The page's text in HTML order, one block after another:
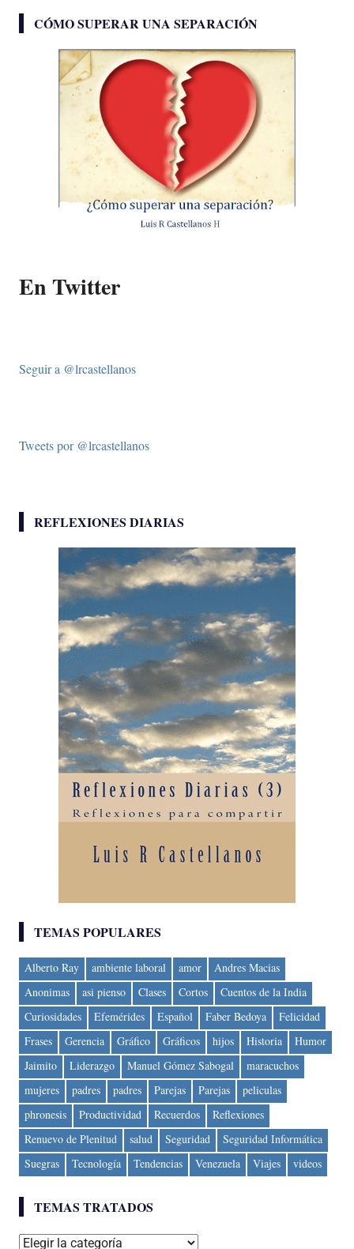
CÓMO SUPERAR UNA SEPARACIÓN
En Twitter
Seguir a @lrcastellanos
Tweets por @lrcastellanos
REFLEXIONES DIARIAS
TEMAS POPULARES
Alberto Ray ambiente laboral amor
Andres Macias
Anonimas
asi pienso Clases Cortos
Cuentos de la India
Curiosidades
Efemérides Español Faber Bedoya
Felicidad
Frases
Gerencia Gráfico Gráficos hijos Historia
Humor
Jaimito
Liderazgo Manuel Gómez Sabogal
maracuchos
mujeres
padres padres Parejas Parejas
peliculas
phronesis
Productividad Recuerdos
Reflexiones
Renuevo de Plenitud
salud Seguridad
Seguridad Informática
Suegras
Tecnología Tendencias Venezuela Viajes videos
TEMAS TRATADOS
Temas